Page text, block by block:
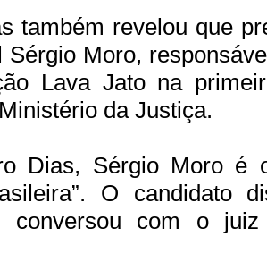
também revelou que
Sérgio Moro,
Lava Jato na
da Justiça.
Dias, Sérgio Moro é
O candidato
conversou com o